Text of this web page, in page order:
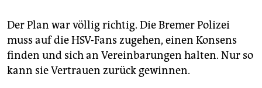
Der Plan war völlig richtig. Die Bremer Polizei
muss auf die HSV-Fans zugehen, einen Konsens
finden und sich an Vereinbarungen halten. Nur so
kann sie Vertrauen zurück gewinnen.